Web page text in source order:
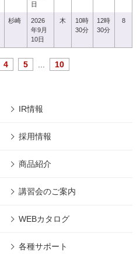
日
杉崎
2026
年9月
10日
木
10時
30分
12時
30分
8
4 5 10
IR情報
採用情報
商品紹介
講習会のご案内
WEBカタログ
各種サポート